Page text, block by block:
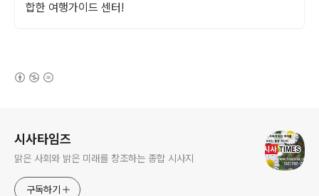
합한 여행가이드 센터!
시사타임즈
맑은 사회와 밝은 미래를 창조하는 종합 시사지
구독하기